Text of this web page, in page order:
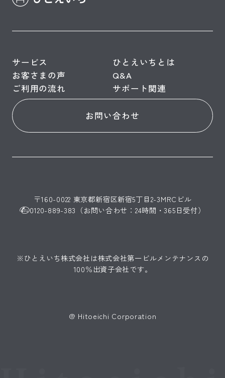
サービス
ひとえいちとは
お客さまの声
Q&A
ご利用の流れ
サポート関連
お問い合わせ
〒160-0022 東京都新宿区新宿5丁目2-3MRCビル
0120-889-383（お問い合わせ：24時間・365日受付）
※ひとえいち株式会社は株式会社第一ビルメンテナンス の
100％出資子会社です。
@ Hitoeichi Corporation